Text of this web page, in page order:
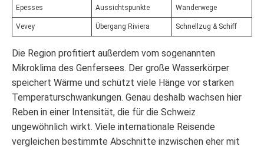
Epesses Aussichtspunkte Wanderwege
Vevey Übergang Riviera Schnellzug & Schiff
Die Region profitiert außerdem vom sogenannten
Mikroklima des Genfersees. Der große Wasserkörper
speichert Wärme und schützt viele Hänge vor starken
Temperaturschwankungen. Genau deshalb wachsen hier
Reben in einer Intensität, die für die Schweiz
ungewöhnlich wirkt. Viele internationale Reisende
vergleichen bestimmte Abschnitte inzwischen eher mit